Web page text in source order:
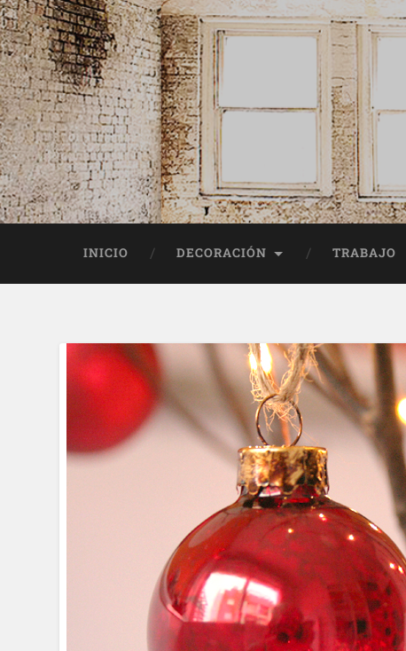
INICIO DECORACIÓN TRABAJO